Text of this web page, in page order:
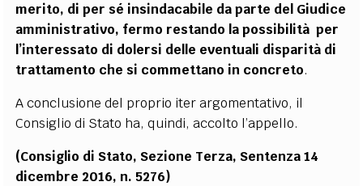
merito, di per sé insindacabile da parte del Giudice
amministrativo, fermo restando la possibilità per
l’interessato di dolersi delle eventuali disparità di
trattamento che si commettano in concreto.
A conclusione del proprio iter argomentativo, il
Consiglio di Stato ha, quindi, accolto l’appello.
(Consiglio di Stato, Sezione Terza, Sentenza 14
dicembre 2016, n. 5276)